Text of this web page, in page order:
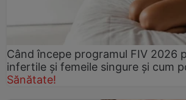
Când începe programul FIV 2026
infertile şi femeile singure şi cum
Sănătate!